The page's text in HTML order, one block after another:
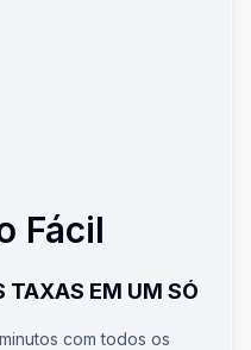
Fácil
TAXAS EM UM SÓ
com todos os